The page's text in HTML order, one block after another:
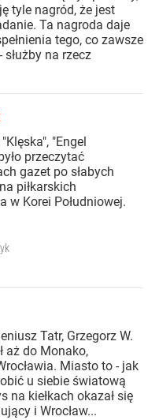
tyle nagród, że jest
Ta nagroda daje
tego, co zawsze
służby na rzecz
"Engel
przeczytać
gazet po słabych
piłkarskich
w Korei Południowej.
Tatr, Grzegorz W.
aż do Monako,
Miasto to - jak
u siebie światową
na kiełkach okazał się
i Wrocław...